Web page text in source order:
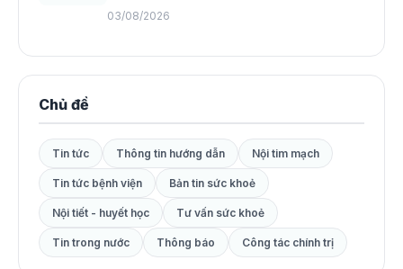
03/08/2026
Chủ đề
Tin tức Thông tin hướng dẫn Nội tim mạch
Tin tức bệnh viện Bản tin sức khoẻ
Nội tiết - huyết học Tư vấn sức khoẻ
Tin trong nước Thông báo Công tác chính trị